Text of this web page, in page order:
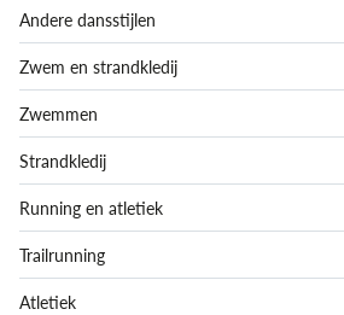
Andere dansstijlen
Zwem en strandkledij
Zwemmen
Strandkledij
Running en atletiek
Trailrunning
Atletiek